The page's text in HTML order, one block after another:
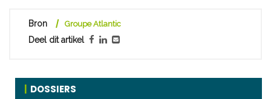
Bron Groupe Atlantic
Deel dit artikel
DOSSIERS